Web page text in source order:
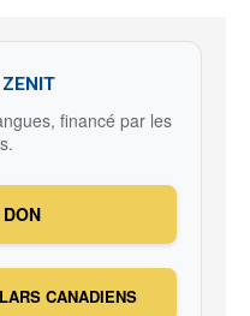
financé par les
CANADIENS